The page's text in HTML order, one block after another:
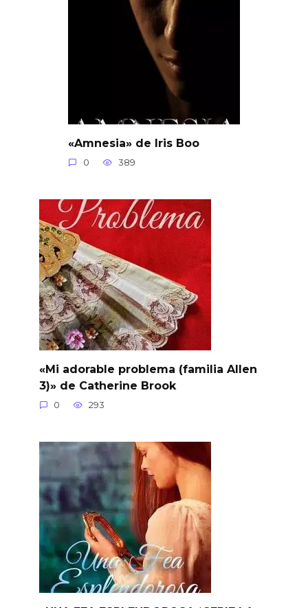
«Amnesia» de Iris Boo
0 389
«Mi adorable problema (familia Allen
3)» de Catherine Brook
0 293